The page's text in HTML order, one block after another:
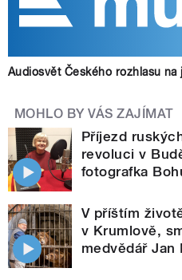
Audiosvět Českého rozhlasu na
MOHLO BY VÁS ZAJÍMAT
Příjezd
revoluci v
fotografka
V příštím
v Krumlově,
medvědář Jan